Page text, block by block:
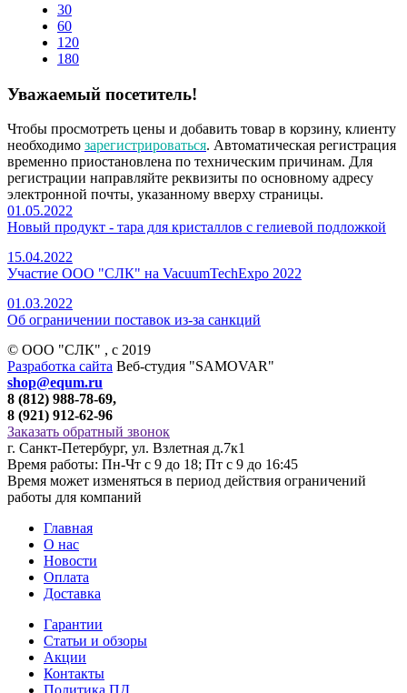
30
60
120
180
Уважаемый посетитель!
Чтобы просмотреть цены и добавить товар в корзину, клиенту
необходимо зарегистрироваться. Автоматическая регистрация
временно приостановлена по техническим причинам. Для
регистрации направляйте реквизиты по основному адресу
электронной почты, указанному вверху страницы.
01.05.2022
Новый продукт - тара для кристаллов с гелиевой подложкой
15.04.2022
Участие ООО "СЛК" на VacuumTechExpo 2022
01.03.2022
Об ограничении поставок из-за санкций
© ООО "СЛК" , c 2019
Разработка сайта Веб-студия "SAMOVAR"
shop@equm.ru
8 (812) 988-78-69,
8 (921) 912-62-96
Заказать обратный звонок
г. Санкт-Петербург, ул. Взлетная д.7к1
Время работы: Пн-Чт с 9 до 18; Пт с 9 до 16:45
Время может изменяться в период действия ограничений
работы для компаний
Главная
О нас
Новости
Оплата
Доставка
Гарантии
Статьи и обзоры
Акции
Контакты